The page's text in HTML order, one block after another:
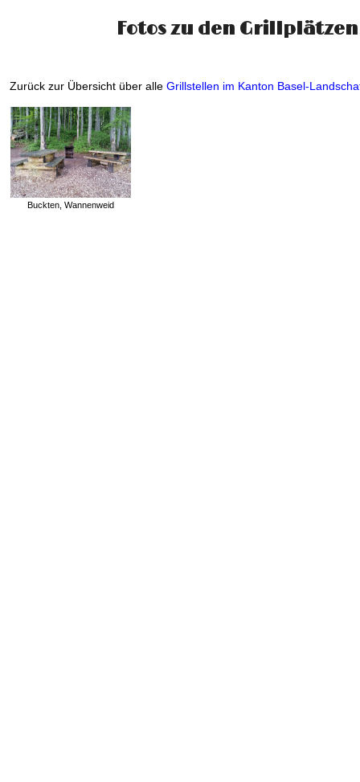
Fotos zu den
Zurück zur Übersicht über alle Grillstellen im Kanton Basel-
Buckten, Wannenweid